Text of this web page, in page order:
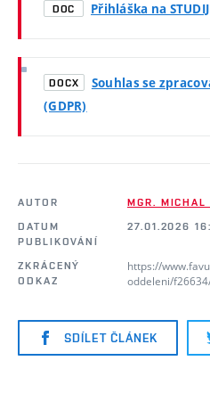
DOC Přihláška na
DOCX
Souhlas se
(GDPR)
AUTOR
MGR.
DATUM
PUBLIKOVÁNÍ
27.01.2026
ZKRÁCENÝ
ODKAZ
https://
oddeleni/
SDÍLET ČLÁNEK